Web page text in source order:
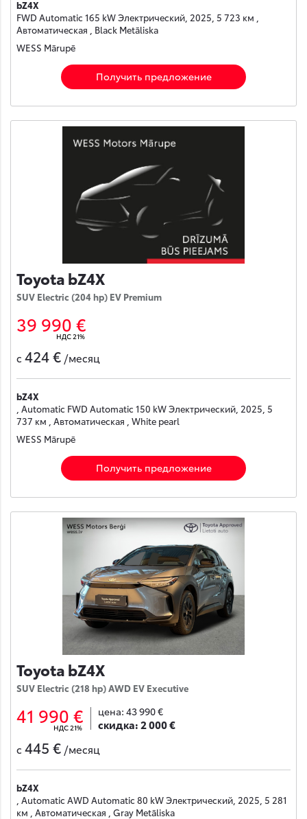
bZ4X
FWD Automatic 165 kW Электрический, 2025, 5 723 км ,
Автоматическая , Black Metāliska
WESS Mārupē
Получить предложение
Toyota bZ4X
SUV Electric (204 hp) EV Premium
39 990 €
НДС 21%
с 424 € /месяц
bZ4X
, Automatic FWD Automatic 150 kW Электрический, 2025, 5
737 км , Автоматическая , White pearl
WESS Mārupē
Получить предложение
Toyota bZ4X
SUV Electric (218 hp) AWD EV Executive
41 990 €
НДС 21%
цена: 43 990 €
скидка:2 000 €
с 445 € /месяц
bZ4X
, Automatic AWD Automatic 80 kW Электрический, 2025, 5 281
км , Автоматическая , Gray Metāliska